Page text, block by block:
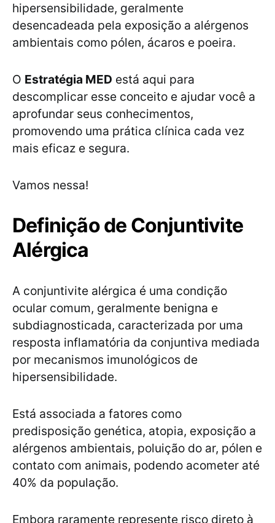
hipersensibilidade, geralmente
desencadeada pela exposição a alérgenos
ambientais como pólen, ácaros e poeira.
O Estratégia MED está aqui para
descomplicar esse conceito e ajudar você a
aprofundar seus conhecimentos,
promovendo uma prática clínica cada vez
mais eficaz e segura.
Vamos nessa!
Definição de Conjuntivite
Alérgica
A conjuntivite alérgica é uma condição
ocular comum, geralmente benigna e
subdiagnosticada, caracterizada por uma
resposta inflamatória da conjuntiva mediada
por mecanismos imunológicos de
hipersensibilidade.
Está associada a fatores como
predisposição genética, atopia, exposição a
alérgenos ambientais, poluição do ar, pólen e
contato com animais, podendo acometer até
40% da população.
Embora raramente represente risco direto à